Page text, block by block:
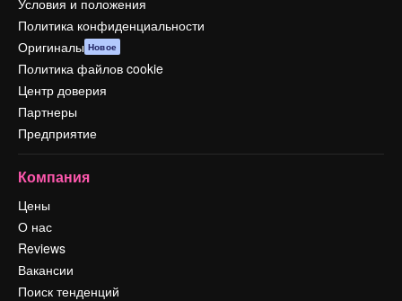
Политика конфиденциальности
Оригиналы Новое
Политика файлов cookie
Центр доверия
Партнеры
Предприятие
Компания
Цены
О нас
Reviews
Вакансии
Поиск тенденций